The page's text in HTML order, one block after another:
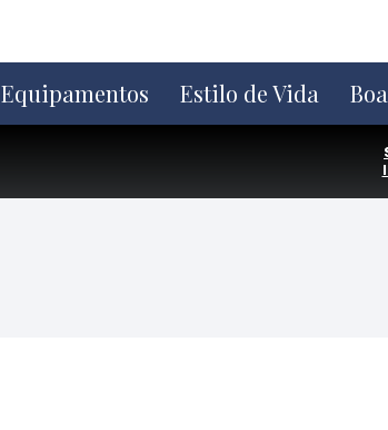
Equipamentos Estilo de Vida